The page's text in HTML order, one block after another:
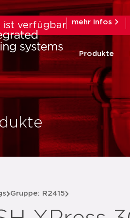
ist verfügbar mehr Infos
Produkte
Gruppe: R2415